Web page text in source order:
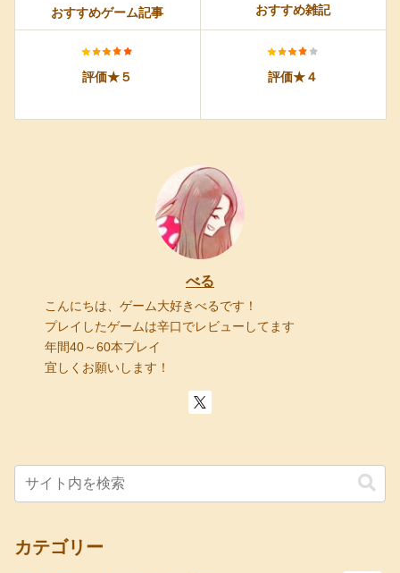
おすすめゲーム記事 おすすめ雑記
評価★５ 評価★４
べる
こんにちは、ゲーム大好きべるです！
プレイしたゲームは辛口でレビューしてます
年間40～60本プレイ
宜しくお願いします！
カテゴリー